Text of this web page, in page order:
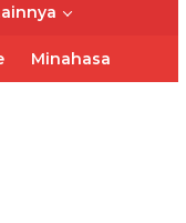
Minahasa